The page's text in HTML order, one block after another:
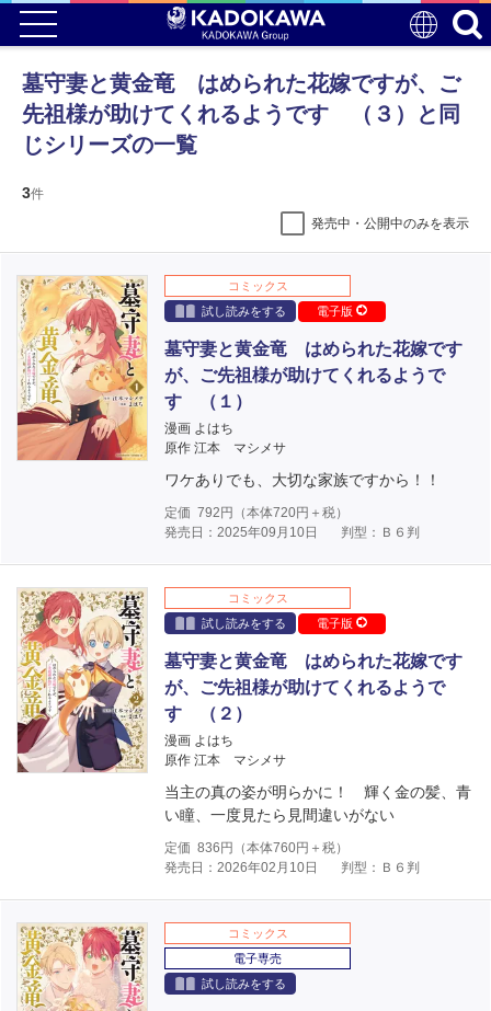
墓守妻と黄金竜 はめられた花嫁ですが、ご
先祖様が助けてくれるようです （３）と同
じシリーズの一覧
3件
発売中・公開中のみを表示
コミックス
試し読みをする
電子版
墓守妻と黄金竜 はめられた花嫁です
が、ご先祖様が助けてくれるようで
す （１）
漫画 よはち
原作 江本 マシメサ
ワケありでも、大切な家族ですから！！
定価 792 円（本体720円＋税）
発売日：2025年09月10日
判型：Ｂ６判
コミックス
試し読みをする
電子版
墓守妻と黄金竜 はめられた花嫁です
が、ご先祖様が助けてくれるようで
す （２）
漫画 よはち
原作 江本 マシメサ
当主の真の姿が明らかに！ 輝く金の髪、青
い瞳、一度見たら見間違いがない
定価 836 円（本体760円＋税）
発売日：2026年02月10日
判型：Ｂ６判
コミックス
電子専売
試し読みをする